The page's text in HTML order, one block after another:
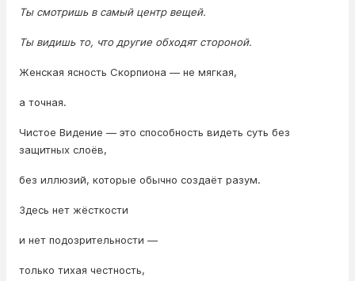
Ты смотришь в самый центр вещей.
Ты видишь то, что другие обходят стороной.
Женская ясность Скорпиона — не мягкая,
а точная.
Чистое Видение — это способность видеть суть без
защитных слоёв,
без иллюзий, которые обычно создаёт разум.
Здесь нет жёсткости
и нет подозрительности —
только тихая честность,